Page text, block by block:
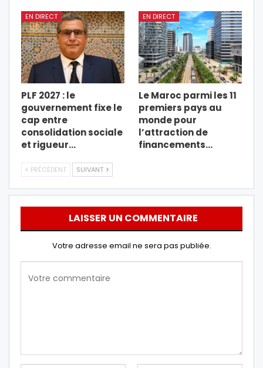
EN DIRECT
PLF 2027 : le
gouvernement fixe le
cap entre
consolidation sociale
et rigueur…
EN DIRECT
Le Maroc parmi les 11
premiers pays au
monde pour
l’attraction de
financements…
PRÉCÉDENT SUIVANT
LAISSER UN COMMENTAIRE
Votre adresse email ne sera pas publiée.